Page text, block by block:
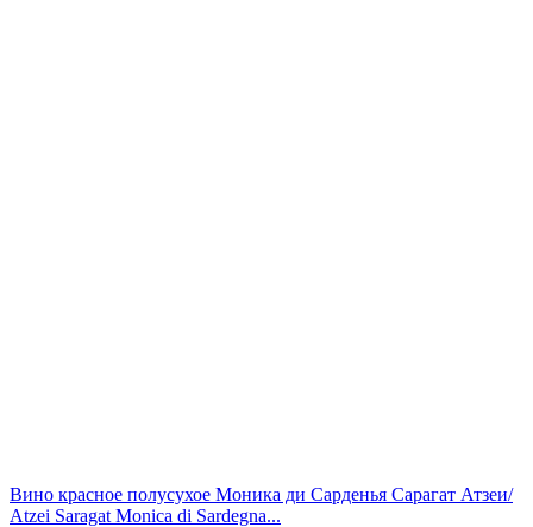
Вино красное полусухое Моника ди Сарденья Сарагат Атзеи/
Atzei Saragat Monica di Sardegna...